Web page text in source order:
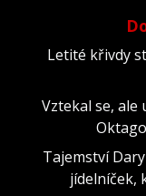
Letité křivdy
Vztekal se, ale
Tajemství
jídelníček,